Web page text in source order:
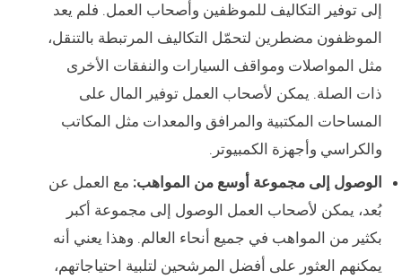
إلى توفير التكاليف للموظفين وأصحاب العمل. فلم يعد
الموظفون مضطرين لتحمّل التكاليف المرتبطة بالتنقل،
مثل المواصلات ومواقف السيارات والنفقات الأخرى
ذات الصلة. يمكن لأصحاب العمل توفير المال على
المساحات المكتبية والمرافق والمعدات مثل المكاتب
والكراسي وأجهزة الكمبيوتر.
الوصول إلى مجموعة أوسع من المواهب: مع العمل عن
بُعد، يمكن لأصحاب العمل الوصول إلى مجموعة أكبر
بكثير من المواهب في جميع أنحاء العالم. وهذا يعني أنه
يمكنهم العثور على أفضل المرشحين لتلبية احتياجاتهم،